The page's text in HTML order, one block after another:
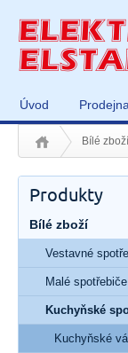
Úvod Prodejna
Bílé zboží
Produkty
Bílé zboží
Vestavné
Malé spotřebiče
Kuchyňské
Kuchyňské